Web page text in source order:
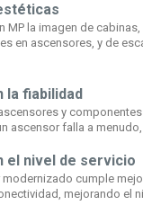
MP la imagen de
en ascensores, y de
la fiabilidad
y
ascensor falla a
el nivel de servicio
modernizado cumple
mejorando el